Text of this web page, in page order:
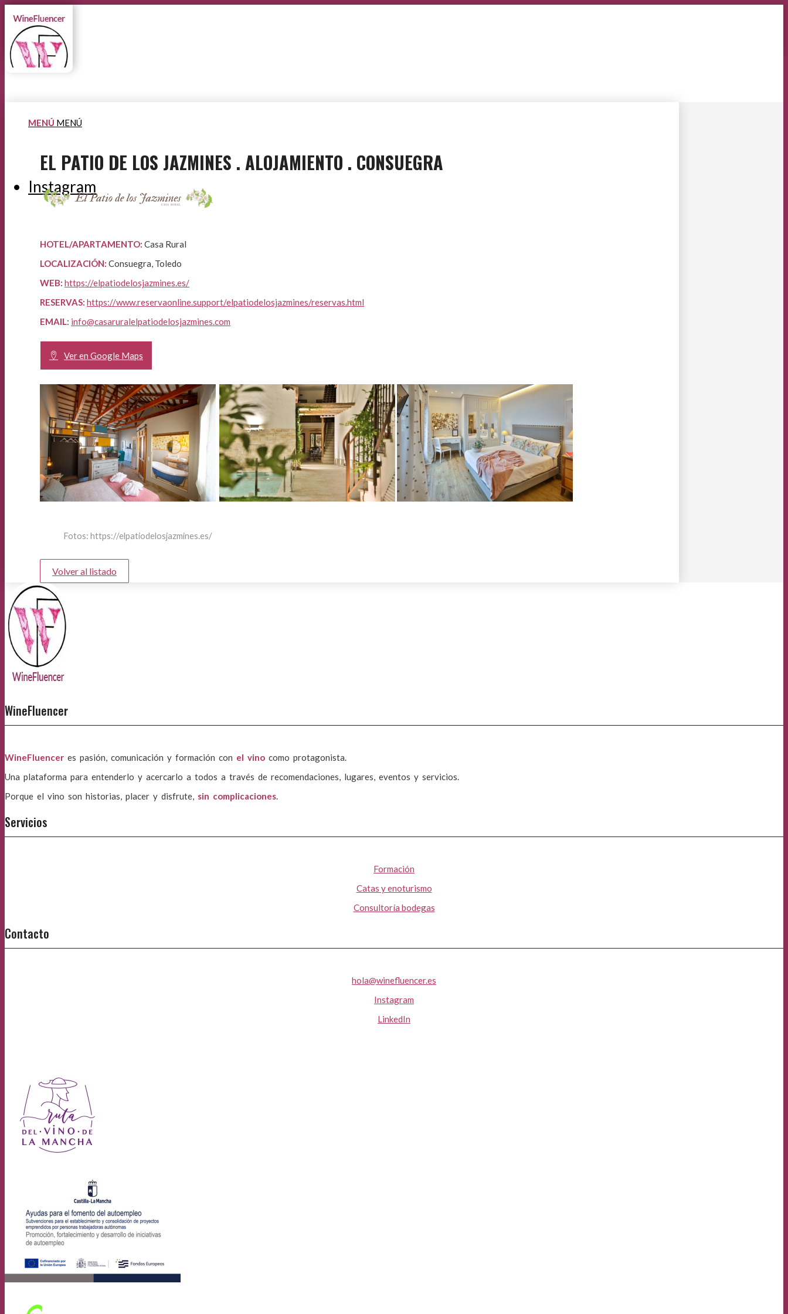
MENÚ MENÚ
Instagram
EL PATIO DE LOS JAZMINES . ALOJAMIENTO . CONSUEGRA
HOTEL/APARTAMENTO: Casa Rural
LOCALIZACIÓN: Consuegra, Toledo
WEB: https://elpatiodelosjazmines.es/
RESERVAS: https://www.reservaonline.support/elpatiodelosjazmines/reservas.html
EMAIL: info@casaruralelpatiodelosjazmines.com
Ver en Google Maps
Fotos: https://elpatiodelosjazmines.es/
Volver al listado
WineFluencer
WineFluencer es pasión, comunicación y formación con el vino como protagonista.
Una plataforma para entenderlo y acercarlo a todos a través de recomendaciones, lugares, eventos y servicios.
Porque el vino son historias, placer y disfrute, sin complicaciones.
Servicios
Formación
Catas y enoturismo
Consultoría bodegas
Contacto
hola@winefluencer.es
Instagram
LinkedIn